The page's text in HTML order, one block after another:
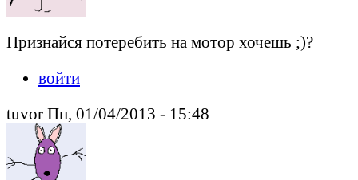
Признайся потеребить на мотор хочешь ;)?
войти
tuvor Пн, 01/04/2013 - 15:48